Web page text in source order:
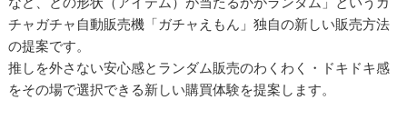
チャガチャ自動販売機「ガチャえもん」独自の新しい販売方法
の提案です。
推しを外さない安心感とランダム販売のわくわく・ドキドキ感
をその場で選択できる新しい購買体験を提案します。